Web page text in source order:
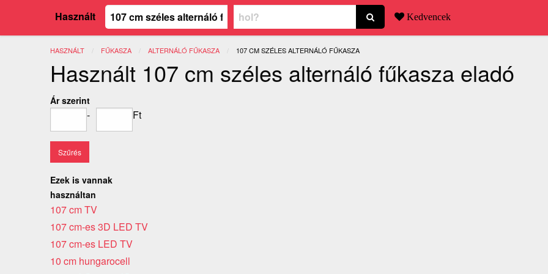
Használt Kedvencek
HASZNÁLT FŰKASZA ALTERNÁLÓ FŰKASZA JELENLEGI:
107 CM SZÉLES ALTERNÁLÓ FŰKASZA
Használt 107 cm széles alternáló fűkasza eladó
Ár szerint
- Ft
Ezek is vannak
használtan
107 cm TV
107 cm-es 3D LED TV
107 cm-es LED TV
10 cm hungarocell